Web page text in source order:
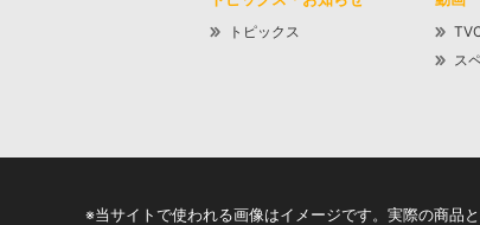
トピックス
ス
※当サイトで使われる画像はイメージです。実際の商品